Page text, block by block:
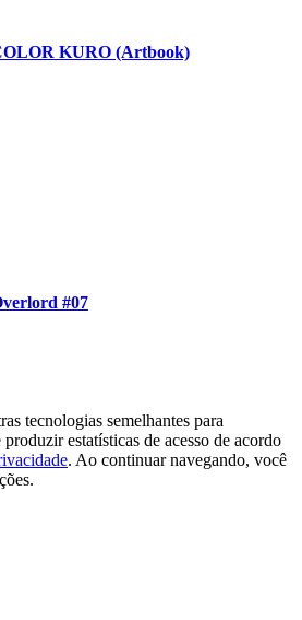
KURO (Artbook)
#07
tecnologias semelhantes para
estatísticas de acesso de acordo
. Ao continuar navegando, você